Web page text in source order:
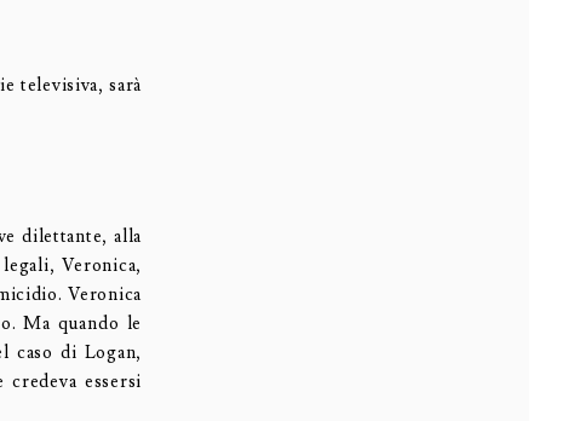
televisiva, sarà
dilettante, alla
Veronica,
Veronica
Ma quando le
caso di Logan,
essersi